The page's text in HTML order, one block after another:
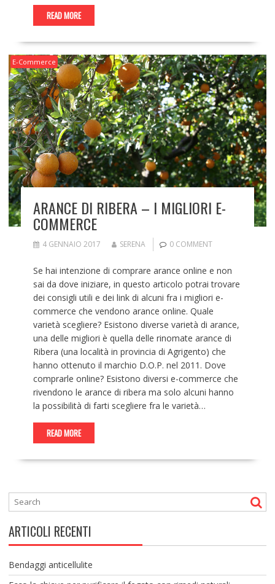
READ MORE
E-Commerce
ARANCE DI RIBERA – I MIGLIORI E-
COMMERCE
4 GENNAIO 2017 SERENA 0 COMMENT
Se hai intenzione di comprare arance online e non
sai da dove iniziare, in questo articolo potrai trovare
dei consigli utili e dei link di alcuni fra i migliori e-
commerce che vendono arance online. Quale
varietà scegliere? Esistono diverse varietà di arance,
una delle migliori è quella delle rinomate arance di
Ribera (una località in provincia di Agrigento) che
hanno ottenuto il marchio D.O.P. nel 2011. Dove
comprarle online? Esistono diversi e-commerce che
rivendono le arance di ribera ma solo alcuni hanno
la possibilità di farti scegliere fra le varietà…
READ MORE
ARTICOLI RECENTI
Bendaggi anticellulite